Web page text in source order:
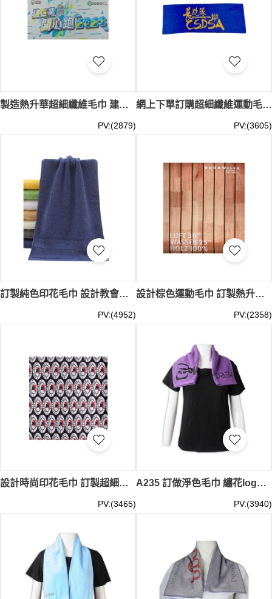
製造熱升華超細纖維毛巾 建造業 開心跑毛巾 健身房毛巾 線下活動超細纖維毛巾 A248
PV:(2879)
網上下單訂購超細纖維運動毛巾 長跑馬拉松運動毛巾 熱升華毛巾 毛巾供應商 A247
PV:(3605)
訂製純色印花毛巾 設計教會毛巾 家居 毛巾生產商 活動禮品 街坊福利會 流堂有限公司 毛巾供應商 A241
PV:(4952)
設計棕色運動毛巾 訂製熱升華印花 毛巾供應商 洗澡 沖涼用 超細纖維 澡堂 A238
PV:(2358)
設計時尚印花毛巾 訂製超細纖維毛巾 活動禮品 家居 寵物用 動物 洗澡 沖涼用 A237
PV:(3465)
A235 訂做淨色毛巾 繡花logo 全棉 毛巾供應商 紫色
PV:(3940)